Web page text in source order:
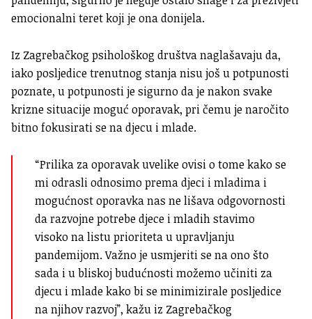
emocionalni teret koji je ona donijela.
Iz Zagrebačkog psihološkog društva naglašavaju da,
iako posljedice trenutnog stanja nisu još u potpunosti
poznate, u potpunosti je sigurno da je nakon svake
krizne situacije moguć oporavak, pri čemu je naročito
bitno fokusirati se na djecu i mlade.
“Prilika za oporavak uvelike ovisi o tome kako se
mi odrasli odnosimo prema djeci i mladima i
mogućnost oporavka nas ne lišava odgovornosti
da razvojne potrebe djece i mladih stavimo
visoko na listu prioriteta u upravljanju
pandemijom. Važno je usmjeriti se na ono što
sada i u bliskoj budućnosti možemo učiniti za
djecu i mlade kako bi se minimizirale posljedice
na njihov razvoj”, kažu iz Zagrebačkog